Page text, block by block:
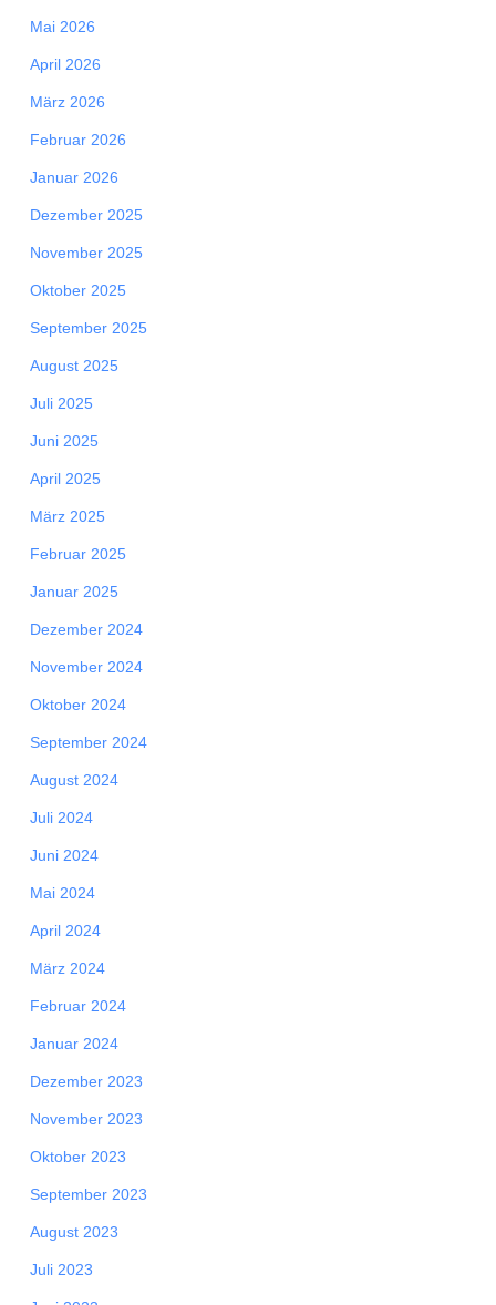
Mai 2026
April 2026
März 2026
Februar 2026
Januar 2026
Dezember 2025
November 2025
Oktober 2025
September 2025
August 2025
Juli 2025
Juni 2025
April 2025
März 2025
Februar 2025
Januar 2025
Dezember 2024
November 2024
Oktober 2024
September 2024
August 2024
Juli 2024
Juni 2024
Mai 2024
April 2024
März 2024
Februar 2024
Januar 2024
Dezember 2023
November 2023
Oktober 2023
September 2023
August 2023
Juli 2023